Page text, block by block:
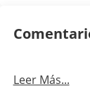
Leer Más...